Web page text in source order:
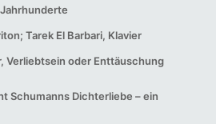
Tarek El Barbari, Klavier
Verliebtsein oder Enttäuschung
Schumanns Dichterliebe – ein